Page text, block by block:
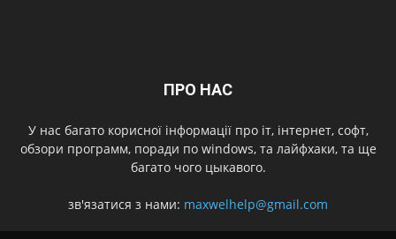
ПРО НАС
У нас багато корисної інформації про іт, інтернет, софт,
обзори программ, поради по windows, та лайфхаки, та ще
багато чого цыкавого.
зв'язатися з нами: maxwelhelp@gmail.com